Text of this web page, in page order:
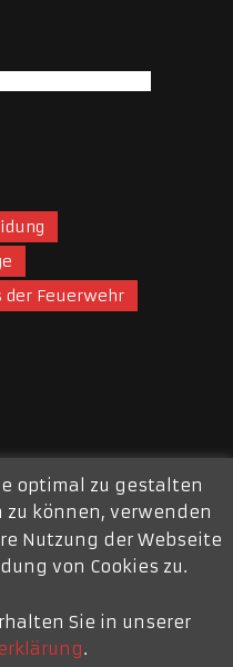
der Feuerwehr
repelen.de
optimal zu gestalten
können, verwenden
Nutzung der Webseite
von Cookies zu.
Sie in unserer
.